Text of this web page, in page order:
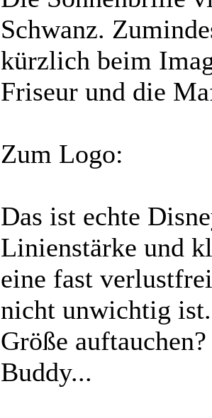
Schwanz.
kürzlich beim
Friseur und die
Zum Logo:
Das ist echte
Linienstärke und
eine fast
nicht unwichtig
Größe
Buddy...